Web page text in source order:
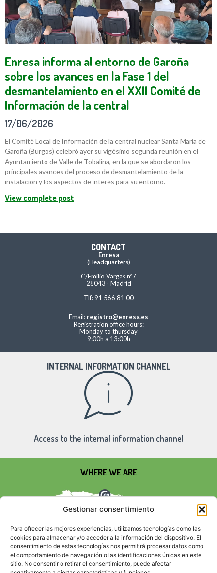
Gestionar consentimiento
Para ofrecer las mejores experiencias, utilizamos tecnologías como las
cookies para almacenar y/o acceder a la información del dispositivo. El
consentimiento de estas tecnologías nos permitirá procesar datos como
el comportamiento de navegación o las identificaciones únicas en este
sitio. No consentir o retirar el consentimiento, puede afectar
Enresa informa al entorno de Garoña
sobre los avances en la Fase 1 del
desmantelamiento en el XXII Comité de
Información de la central
17/06/2026
El Comité Local de Información de la central nuclear Santa María de
Garoña (Burgos) celebró ayer su vigésimo segunda reunión en el
Ayuntamiento de Valle de Tobalina, en la que se abordaron los
principales avances del proceso de desmantelamiento de la
instalación y los aspectos de interés para su entorno.
View complete post
CONTACT
Enresa
(Headquarters)
C/Emilio Vargas nº7
28043 · Madrid
Tlf: 91 566 81 00
Email: registro@enresa.es
Registration office hours:
Monday to thursday
9:00h a 13:00h
INTERNAL INFORMATION CHANNEL
Access to the internal information channel
WHERE WE ARE